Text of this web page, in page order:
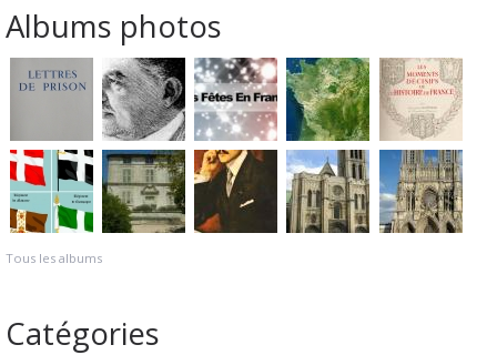
Albums photos
Tous les albums
Catégories